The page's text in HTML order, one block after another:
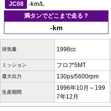
JC08
-km/L
満タンでどこまで走る？
-km
排気量 1998cc
ミッション フロア5MT
最大出力 130ps/5600rpm
生産期間
1996年10月～199
7年12月